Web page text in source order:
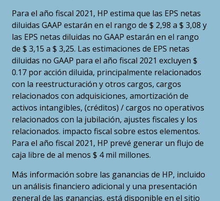
Para el año fiscal 2021, HP estima que las EPS netas
diluidas GAAP estarán en el rango de $ 2,98 a $ 3,08 y
las EPS netas diluidas no GAAP estarán en el rango
de $ 3,15 a $ 3,25. Las estimaciones de EPS netas
diluidas no GAAP para el año fiscal 2021 excluyen $
0.17 por acción diluida, principalmente relacionados
con la reestructuración y otros cargos, cargos
relacionados con adquisiciones, amortización de
activos intangibles, (créditos) / cargos no operativos
relacionados con la jubilación, ajustes fiscales y los
relacionados. impacto fiscal sobre estos elementos.
Para el año fiscal 2021, HP prevé generar un flujo de
caja libre de al menos $ 4 mil millones.
Más información sobre las ganancias de HP, incluido
un análisis financiero adicional y una presentación
general de las ganancias, está disponible en el sitio